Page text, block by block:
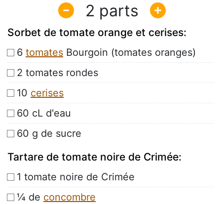
2
Sorbet de tomate orange et cerises:
6 tomates Bourgoin (tomates oranges)
2 tomates rondes
10 cerises
60 cL d'eau
60 g de sucre
Tartare de tomate noire de Crimée:
1 tomate noire de Crimée
¼ de concombre